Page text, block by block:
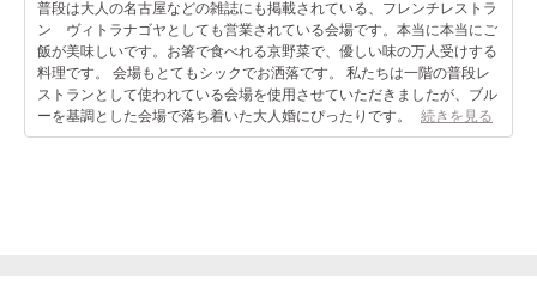
普段は大人の名古屋などの雑誌にも掲載されている、フレンチレストラ
ン ヴィトラナゴヤとしても営業されている会場です。本当に本当にご
飯が美味しいです。お箸で食べれる京野菜で、優しい味の万人受けする
料理です。 会場もとてもシックでお洒落です。 私たちは一階の普段レ
ストランとして使われている会場を使用させていただきましたが、ブル
ーを基調とした会場で落ち着いた大人婚にぴったりです。
続きを見る